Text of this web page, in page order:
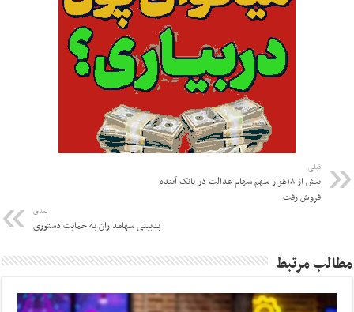
قبلی
بیش از ۱۸هزار سهم سهام عدالت در بانک آینده
فروش رفت
بعدی
بدبینی سهامداران به حمایت دستوری
مطالب مرتبط